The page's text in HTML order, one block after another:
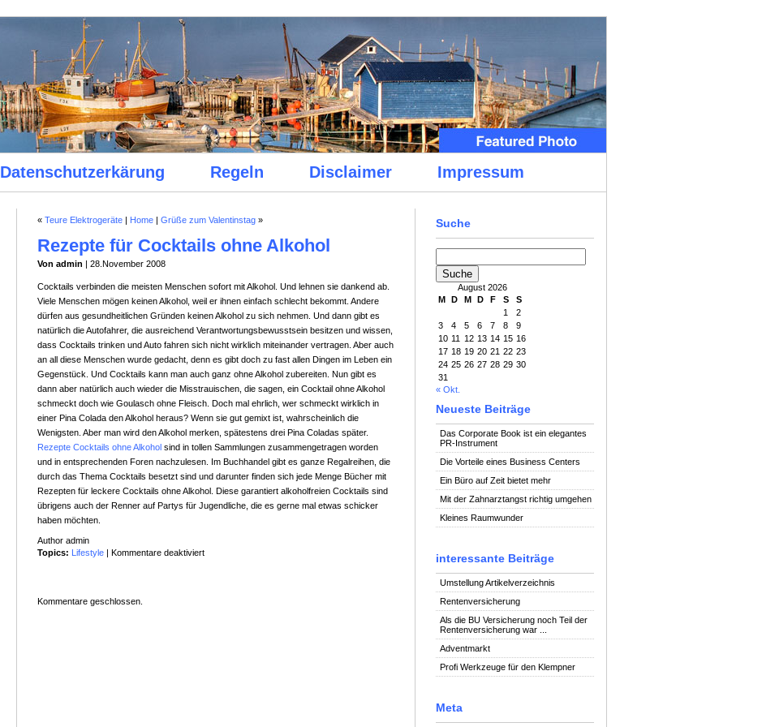
Datenschutzerkärung Regeln Disclaimer Impressum
Suche
August 2026
M D M D F S
S
1
2
3
4 5 6 7 8
9
10 11 12 13 14 15 16
17 18 19 20 21 22 23
24 25 26 27 28 29 30
31
« Okt.
Neueste Beiträge
Das Corporate Book ist ein elegantes
PR-Instrument
Die Vorteile eines Business Centers
Ein Büro auf Zeit bietet mehr
Mit der Zahnarztangst richtig umgehen
Kleines Raumwunder
interessante Beiträge
Umstellung Artikelverzeichnis
Rentenversicherung
Als die BU Versicherung noch Teil der
Rentenversicherung war ...
Adventmarkt
Profi Werkzeuge für den Klempner
Meta
« Teure Elektrogeräte | Home | Grüße zum Valentinstag »
Rezepte für Cocktails ohne Alkohol
Von admin | 28.November 2008
Cocktails verbinden die meisten Menschen sofort mit Alkohol. Und lehnen sie dankend ab.
Viele Menschen mögen keinen Alkohol, weil er ihnen einfach schlecht bekommt. Andere
dürfen aus gesundheitlichen Gründen keinen Alkohol zu sich nehmen. Und dann gibt es
natürlich die Autofahrer, die ausreichend Verantwortungsbewusstsein besitzen und wissen,
dass Cocktails trinken und Auto fahren sich nicht wirklich miteinander vertragen. Aber auch
an all diese Menschen wurde gedacht, denn es gibt doch zu fast allen Dingen im Leben ein
Gegenstück. Und Cocktails kann man auch ganz ohne Alkohol zubereiten. Nun gibt es
dann aber natürlich auch wieder die Misstrauischen, die sagen, ein Cocktail ohne Alkohol
schmeckt doch wie Goulasch ohne Fleisch. Doch mal ehrlich, wer schmeckt wirklich in
einer Pina Colada den Alkohol heraus? Wenn sie gut gemixt ist, wahrscheinlich die
Wenigsten. Aber man wird den Alkohol merken, spätestens drei Pina Coladas später.
Rezepte Cocktails ohne Alkohol sind in tollen Sammlungen zusammengetragen worden
und in entsprechenden Foren nachzulesen. Im Buchhandel gibt es ganze Regalreihen, die
durch das Thema Cocktails besetzt sind und darunter finden sich jede Menge Bücher mit
Rezepten für leckere Cocktails ohne Alkohol. Diese garantiert alkoholfreien Cocktails sind
übrigens auch der Renner auf Partys für Jugendliche, die es gerne mal etwas schicker
haben möchten.
Author admin
Topics: Lifestyle | Kommentare deaktiviertfür
Kommentare geschlossen.